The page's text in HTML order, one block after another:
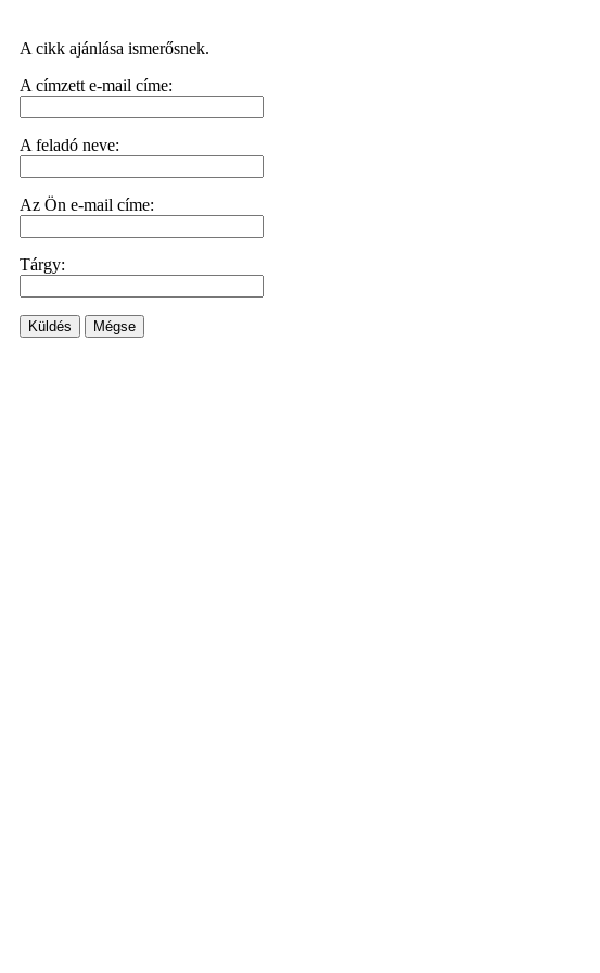
A cikk ajánlása ismerősnek.
A címzett e-mail címe:
A feladó neve:
Az Ön e-mail címe:
Tárgy:
Küldés Mégse